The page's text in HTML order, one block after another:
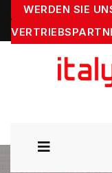
WERDEN SIE